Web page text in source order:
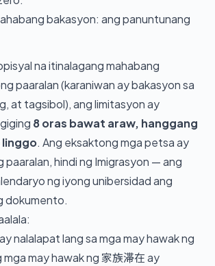
bakasyon: ang panuntunang
na itinalagang mahabang
paaralan (karaniwan ay bakasyon sa
at tagsibol), ang limitasyon ay
8 oras bawat araw, hanggang
linggo. Ang eksaktong mga petsa ay
paaralan, hindi ng Imigrasyon — ang
ng iyong unibersidad ang
dokumento.
nalalapat lang sa mga may hawak ng
mga may hawak ng 家族滞在 ay